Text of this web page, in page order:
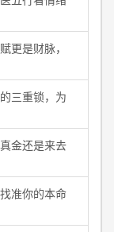
更是财脉，
三重锁，为
金还是来去
准你的本命